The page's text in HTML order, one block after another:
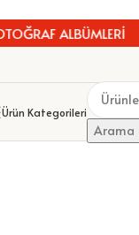
ALBÜMLERİ
Ürün Kategorileri
Arama